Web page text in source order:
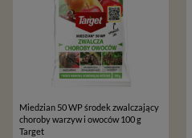
Miedzian 50 WP środek zwalczający
choroby warzyw i owoców 100 g
Target